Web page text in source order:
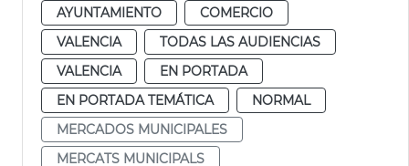
AYUNTAMIENTO
COMERCIO
VALENCIA
TODAS LAS AUDIENCIAS
VALENCIA
EN PORTADA
EN PORTADA TEMÁTICA
NORMAL
MERCADOS MUNICIPALES
MERCATS MUNICIPALS